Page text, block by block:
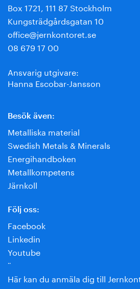
Box 1721, 111 87 Stockholm
Kungsträdgårdsgatan 10
office@jernkontoret.se
08 679 17 00
Ansvarig utgivare:
Hanna Escobar-Jansson
Besök även:
Metalliska material
Swedish Metals & Minerals
Energihandboken
Metallkompetens
Järnkoll
Följ oss:
Facebook
Linkedin
Youtube
¨
Här kan du anmäla dig till